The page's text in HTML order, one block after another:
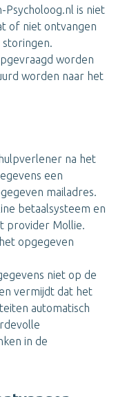
Psycholoog.nl is niet
of niet ontvangen
worden
worden naar het
na het
een
mailadres.
betaalsysteem en
provider Mollie.
opgegeven
niet op de
vermijdt dat het
automatisch
in de